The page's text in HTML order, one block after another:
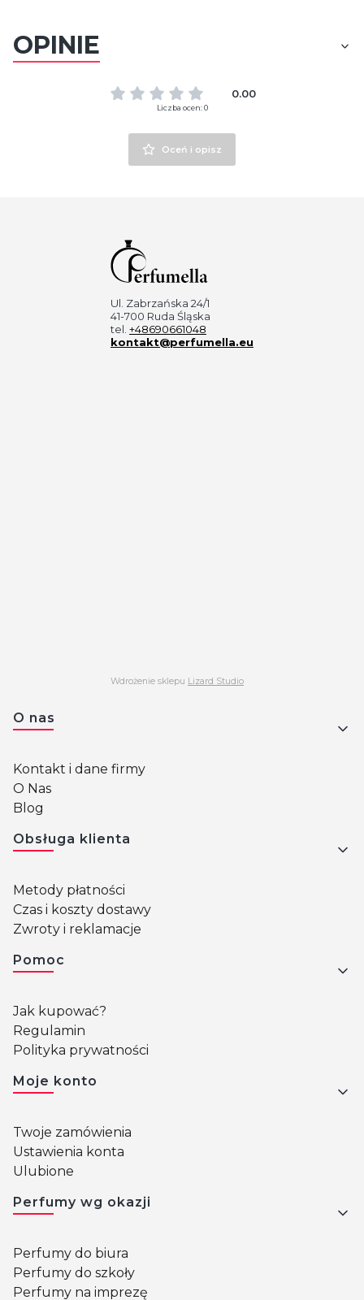
OPINIE
0.00
Liczba ocen: 0
Oceń i opisz
Ul. Zabrzańska 24/1
41-700 Ruda Śląska
tel. +48690661048
kontakt@perfumella.eu
Wdrożenie sklepu Lizard Studio
Linki w stopce
O nas
Kontakt i dane firmy
O Nas
Blog
Obsługa klienta
Metody płatności
Czas i koszty dostawy
Zwroty i reklamacje
Pomoc
Jak kupować?
Regulamin
Polityka prywatności
Moje konto
Twoje zamówienia
Ustawienia konta
Ulubione
Perfumy wg okazji
Perfumy do biura
Perfumy do szkoły
Perfumy na imprezę